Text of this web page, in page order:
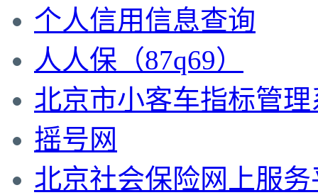
个人信用信息查询
人人保（87q69）
北京市小客车指标管理
摇号网
北京社会保险网上服务